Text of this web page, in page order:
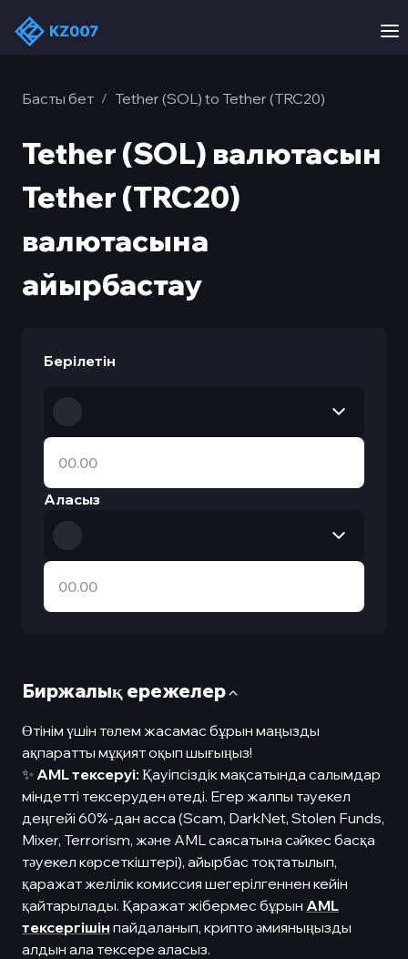
Басты бет / Tether (SOL) to Tether (TRC20)
Tether (SOL) валютасын
Tether (TRC20)
валютасына
айырбастау
Биржалық ережелер
Өтінім үшін төлем жасамас бұрын маңызды
ақпаратты мұқият оқып шығыңыз!
✨ AML тексеруі: Қауіпсіздік мақсатында салымдар
міндетті тексеруден өтеді. Егер жалпы тәуекел
деңгейі 60%-дан асса (Scam, DarkNet, Stolen Funds,
Mixer, Terrorism, және AML саясатына сәйкес басқа
тәуекел көрсеткіштері), айырбас тоқтатылып,
қаражат желілік комиссия шегерілгеннен кейін
қайтарылады. Қаражат жібермес бұрын AML
тексергішін пайдаланып, крипто әмияныңызды
алдын ала тексере аласыз.
Берілетін
Аласыз